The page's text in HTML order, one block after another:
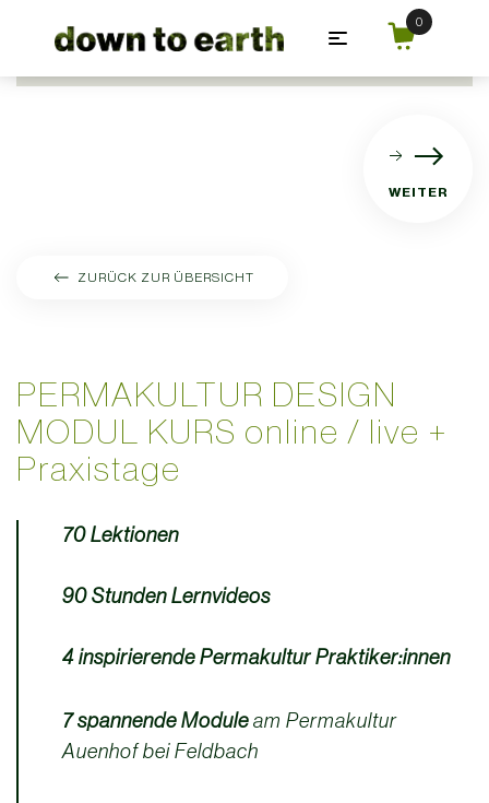
Zum Hauptinhalt springen
WEITER
ZURÜCK ZUR ÜBERSICHT
PERMAKULTUR DESIGN
MODUL KURS online / live +
Praxistage
70 Lektionen
90 Stunden Lernvideos
4 inspirierende Permakultur Praktiker:innen
7 spannende Moduleam Permakultur
Auenhof bei Feldbach